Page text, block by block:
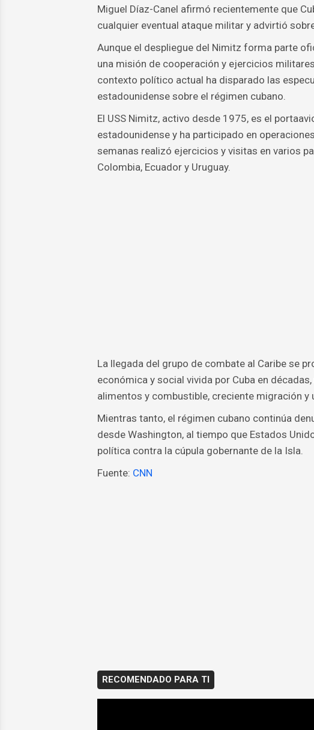
Miguel Díaz-Canel afirmó recientemente que
cualquier eventual ataque militar y advirtió
Aunque el despliegue del Nimitz forma parte
una misión de cooperación y ejercicios
contexto político actual ha disparado las
estadounidense sobre el régimen cubano.
El USS Nimitz, activo desde 1975, es el
estadounidense y ha participado en
semanas realizó ejercicios y visitas en varios
Colombia, Ecuador y Uruguay.
La llegada del grupo de combate al Caribe se
económica y social vivida por Cuba en
alimentos y combustible, creciente migración
Mientras tanto, el régimen cubano continúa
desde Washington, al tiempo que Estados
política contra la cúpula gobernante de la Isla.
Fuente: CNN
RECOMENDADO PARA TI